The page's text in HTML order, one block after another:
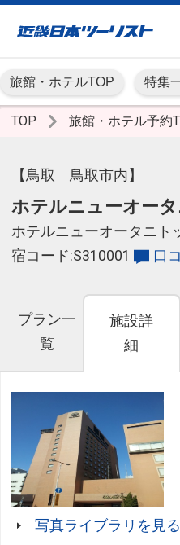
旅館・ホテルTOP 特集
TOP 旅館・ホテル予約
【鳥取 鳥取市内】
ホテルニューオー
ホテルニューオータニト
宿コード:S310001
口
プラン一
覧
施設詳
細
写真ライブラリを見る